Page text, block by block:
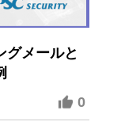
グメールと
0